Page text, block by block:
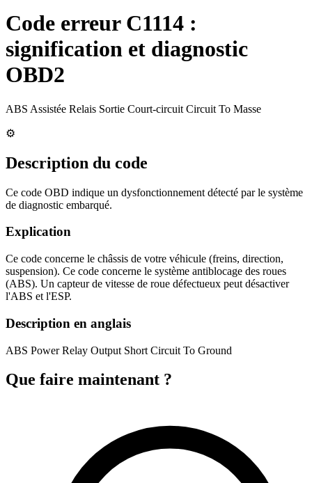
Code erreur C1114 :
signification et diagnostic
OBD2
ABS Assistée Relais Sortie Court-circuit Circuit To Masse
⚙️
Description du code
Ce code OBD indique un dysfonctionnement détecté par le système
de diagnostic embarqué.
Explication
Ce code concerne le châssis de votre véhicule (freins, direction,
suspension). Ce code concerne le système antiblocage des roues
(ABS). Un capteur de vitesse de roue défectueux peut désactiver
l'ABS et l'ESP.
Description en anglais
ABS Power Relay Output Short Circuit To Ground
Que faire maintenant ?